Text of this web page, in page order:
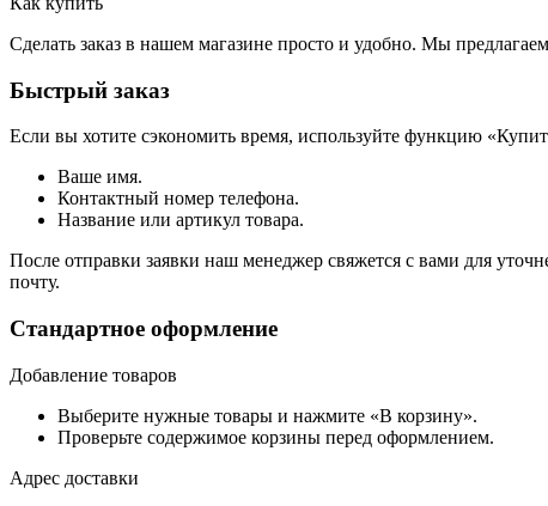
Сделать заказ в нашем магазине просто и удобно. Мы
Быстрый заказ
Если вы хотите сэкономить время, используйте функцию
Ваше имя.
Контактный номер телефона.
Название или артикул товара.
После отправки заявки наш менеджер свяжется с вами для
почту.
Стандартное оформление
Добавление товаров
Выберите нужные товары и нажмите «В корзину».
Проверьте содержимое корзины перед оформлением.
Адрес доставки